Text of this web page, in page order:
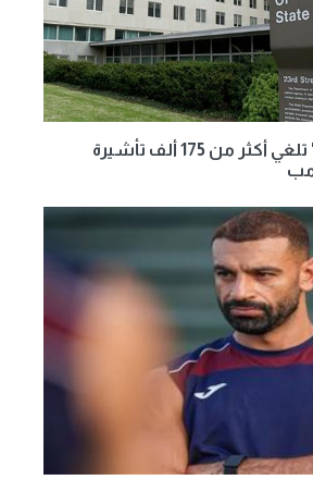
"الخارجية الأمريكية" تلغي أكثر من 175 ألف تأشيرة